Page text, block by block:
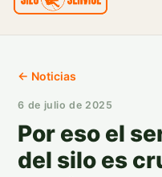
← Noticias
6 de julio de 2025
Por eso el
del silo es